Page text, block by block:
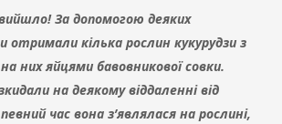
За допомогою деяких
отримали кілька рослин кукурудзи з
них яйцями бавовникової совки.
на деякому віддаленні від
час вона з’являлася на рослині,